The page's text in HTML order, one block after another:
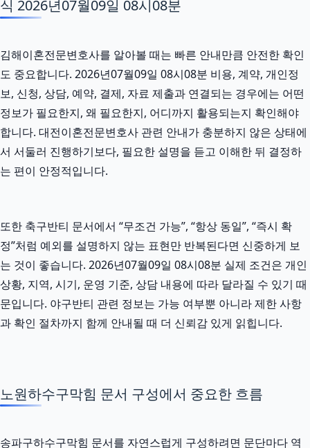
식 2026년07월09일 08시08분
김해이혼전문변호사를 알아볼 때는 빠른 안내만큼 안전한 확인
도 중요합니다. 2026년07월09일 08시08분 비용, 계약, 개인정
보, 신청, 상담, 예약, 결제, 자료 제출과 연결되는 경우에는 어떤
정보가 필요한지, 왜 필요한지, 어디까지 활용되는지 확인해야
합니다. 대전이혼전문변호사 관련 안내가 충분하지 않은 상태에
서 서둘러 진행하기보다, 필요한 설명을 듣고 이해한 뒤 결정하
는 편이 안정적입니다.
또한 축구반티 문서에서 “무조건 가능”, “항상 동일”, “즉시 확
정”처럼 예외를 설명하지 않는 표현만 반복된다면 신중하게 보
는 것이 좋습니다. 2026년07월09일 08시08분 실제 조건은 개인
상황, 지역, 시기, 운영 기준, 상담 내용에 따라 달라질 수 있기 때
문입니다. 야구반티 관련 정보는 가능 여부뿐 아니라 제한 사항
과 확인 절차까지 함께 안내될 때 더 신뢰감 있게 읽힙니다.
노원하수구막힘 문서 구성에서 중요한 흐름
송파구하수구막힘 문서를 자연스럽게 구성하려면 문단마다 역